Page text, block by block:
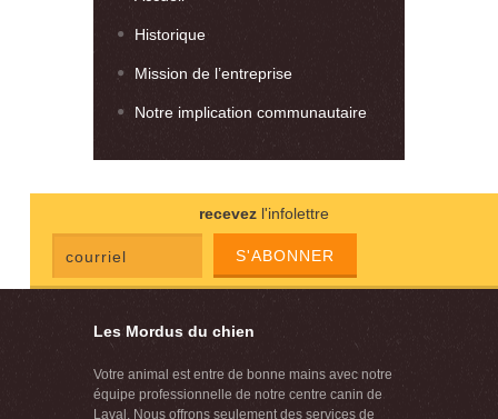
Historique
Mission de l’entreprise
Notre implication communautaire
recevez l'infolettre
S'ABONNER
Les Mordus du chien
Votre animal est entre de bonne mains avec notre
équipe professionnelle de notre centre canin de
Laval. Nous offrons seulement des services de